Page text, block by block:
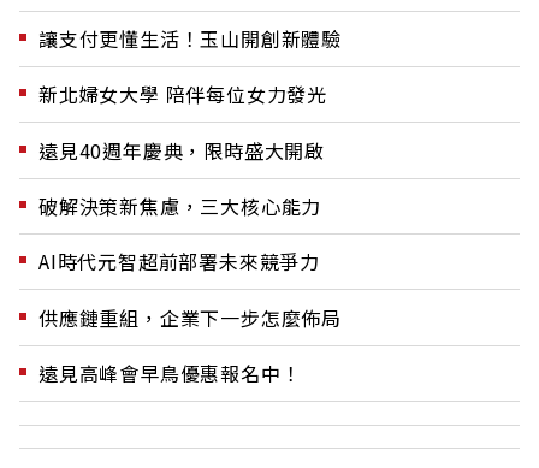
讓支付更懂生活！玉山開創新體驗
新北婦女大學 陪伴每位女力發光
遠見40週年慶典，限時盛大開啟
破解決策新焦慮，三大核心能力
AI時代元智超前部署未來競爭力
供應鏈重組，企業下一步怎麼佈局
遠見高峰會早鳥優惠報名中！